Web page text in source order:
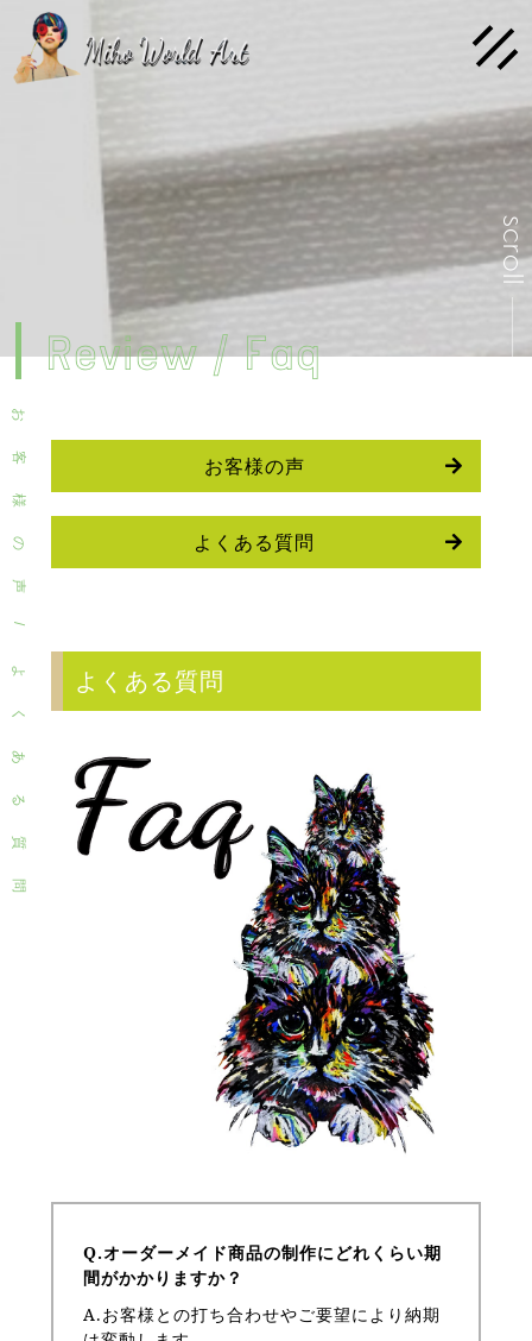
scroll
Review / Faq
お
客
様
の
声
/
よ
く
あ
る
質
問
お客様の声
よくある質問
よくある質問
Q.オーダーメイド商品の制作にどれくらい期
間がかかりますか？
A.お客様との打ち合わせやご要望により納期